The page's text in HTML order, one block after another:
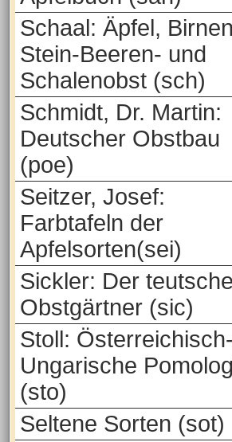
Schaal: Äpfel,
Stein-Beeren- und
Schalenobst (sch)
Schmidt, Dr. Martin:
Deutscher Obstbau
(poe)
Seitzer, Josef:
Farbtafeln der
Apfelsorten(sei)
Sickler: Der teutsche
Obstgärtner (sic)
Stoll: Österreichisch-
Ungarische
(sto)
Seltene Sorten (sot)